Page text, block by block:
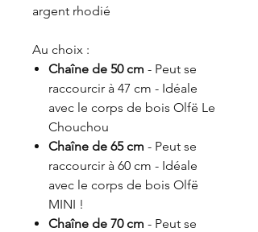
argent rhodié
Au choix :
Chaîne de 50 cm - Peut se
raccourcir à 47 cm - Idéale
avec le corps de bois Olfë Le
Chouchou
Chaîne de 65 cm - Peut se
raccourcir à 60 cm - Idéale
avec le corps de bois Olfë
MINI !
Chaîne de 70 cm - Peut se